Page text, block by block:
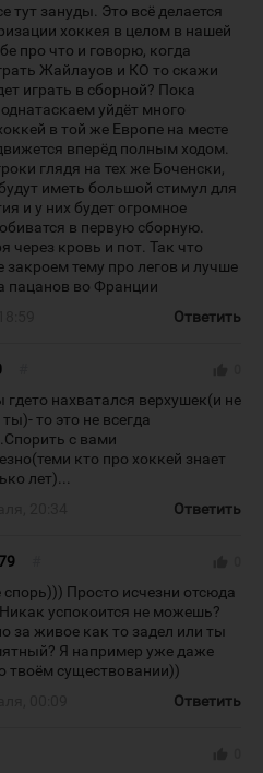
тут зануды. Это всё делается
хоккея в целом в нашей
про что и говорю, когда
Жайлауов и КО то скажи
играть в сборной? Пока
уйдёт много
в той же Европе на месте
вперёд полным ходом.
глядя на тех же Боченски,
иметь большой стимул для
и у них будет огромное
в первую сборную.
через кровь и пот. Так что
закроем тему про легов и лучше
пацанов во Франции
Ответить
гдето нахватался верхушек(и не
то это не всегда
с вами
кто про хоккей знает
лет)...
Ответить
Просто исчезни отсюда
успокоится не можешь?
за живое как то задел или ты
Я например уже даже
твоём существовании))
Ответить